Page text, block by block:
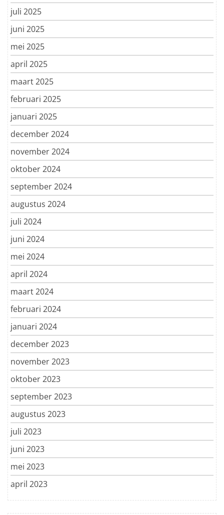
juli 2025
juni 2025
mei 2025
april 2025
maart 2025
februari 2025
januari 2025
december 2024
november 2024
oktober 2024
september 2024
augustus 2024
juli 2024
juni 2024
mei 2024
april 2024
maart 2024
februari 2024
januari 2024
december 2023
november 2023
oktober 2023
september 2023
augustus 2023
juli 2023
juni 2023
mei 2023
april 2023